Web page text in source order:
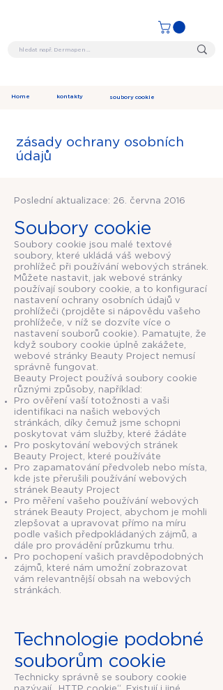
Home kontakty soubory cookie
zásady ochrany osobních
údajů
Poslední aktualizace: 26. června 2016
Soubory cookie
Soubory cookie jsou malé textové
soubory, které ukládá váš webový
prohlížeč při používání webových stránek.
Můžete nastavit, jak webové stránky
používají soubory cookie, a to konfigurací
nastavení ochrany osobních údajů v
prohlížeči (projděte si nápovědu vašeho
prohlížeče, v níž se dozvíte více o
nastavení souborů cookie). Pamatujte, že
když soubory cookie úplně zakážete,
webové stránky Beauty Project nemusí
správně fungovat.
Beauty Project používá soubory cookie
různými způsoby, například:
Pro ověření vaší totožnosti a vaši
identifikaci na našich webových
stránkách, díky čemuž jsme schopni
poskytovat vám služby, které žádáte
Pro poskytování webových stránek
Beauty Project, které používáte
Pro zapamatování předvoleb nebo místa,
kde jste přerušili používání webových
stránek Beauty Project
Pro měření vašeho používání webových
stránek Beauty Project, abychom je mohli
zlepšovat a upravovat přímo na míru
podle vašich předpokládaných zájmů, a
dále pro provádění průzkumu trhu.
Pro pochopení vašich pravděpodobných
zájmů, které nám umožní zobrazovat
vám relevantnější obsah na webových
stránkách.
Technologie podobné
souborům cookie
Technicky správně se soubory cookie